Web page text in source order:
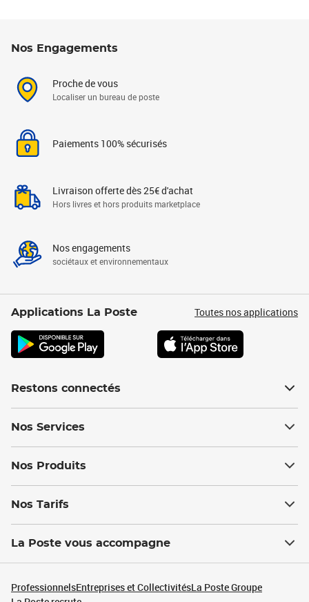
Nos Engagements
Proche de vous
Localiser un bureau de poste
Paiements 100% sécurisés
Livraison offerte dès 25€ d'achat
Hors livres et hors produits marketplace
Nos engagements
sociétaux et environnementaux
Applications La Poste Toutes nos applications
Restons connectés
Nos Services
Nos Produits
Nos Tarifs
La Poste vous accompagne
ProfessionnelsEntreprises et CollectivitésLa Poste Groupe